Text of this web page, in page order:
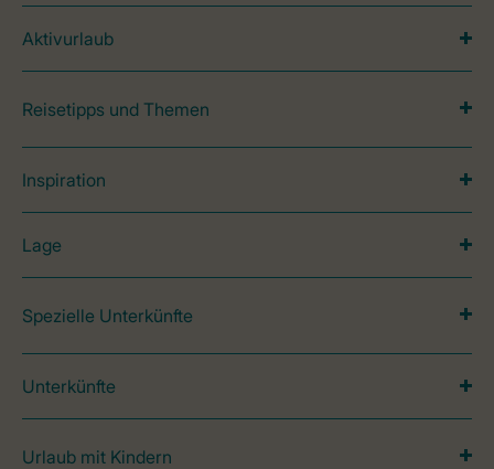
Aktivurlaub
Reisetipps und Themen
Inspiration
Lage
Spezielle Unterkünfte
Unterkünfte
Urlaub mit Kindern